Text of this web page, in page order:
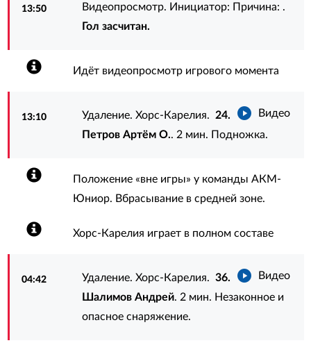
13:50
Видеопросмотр. Инициатор: Причина: .
Гол засчитан.
Идёт видеопросмотр игрового момента
13:10 Видео
Удаление. Хорс-Карелия.24.
Петров Артём О.. 2 мин. Подножка.
Положение «вне игры» у команды АКМ-
Юниор. Вбрасывание в средней зоне.
Хорс-Карелия играет в полном составе
04:42 Видео
Удаление. Хорс-Карелия.36.
Шалимов Андрей. 2 мин. Незаконное и
опасное снаряжение.